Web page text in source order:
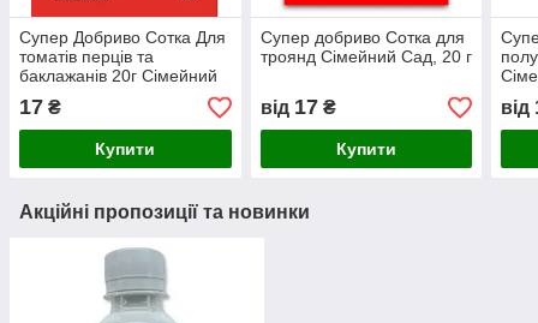
Супер Добриво Сотка Для
томатів перців та
баклажанів 20г Сімейний
Сад
17 ₴
Купити
Супер добриво Сотка для
троянд Сімейний Сад, 20 г
від 17₴
Купити
від
Акційні пропозиції та новинки